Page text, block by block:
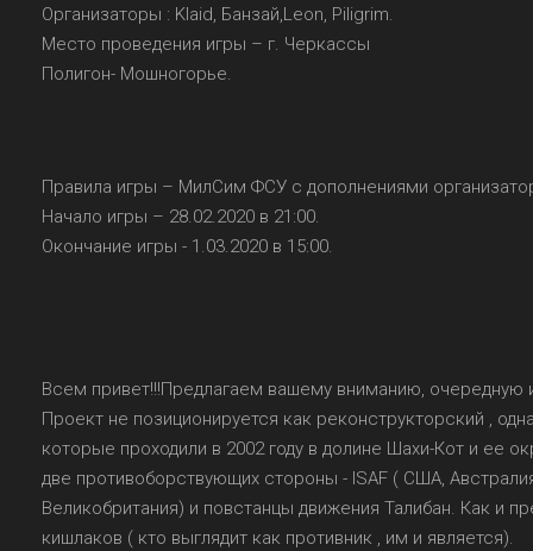
Организаторы : Klaid, Банзай,Leon, Piligrim.
Место проведения игры – г. Черкассы
Полигон- Мошногорье.
Правила игры – МилСим ФСУ с дополнениями
Начало игры – 28.02.2020 в 21:00.
Окончание игры - 1.03.2020 в 15:00.
Всем привет!!!Предлагаем вашему вниманию, очередную
Проект не позиционируется как реконструкторский ,
которые проходили в 2002 году в долине Шахи-Кот и ее
две противоборствующих стороны - ISAF ( США,
Великобритания) и повстанцы движения Талибан. Как и
кишлаков ( кто выглядит как противник , им и является).